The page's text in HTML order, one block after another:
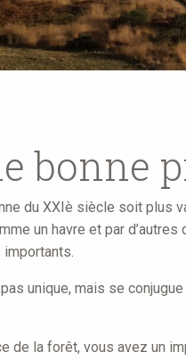
bonne
du XXIè siècle soit plus
un havre et par
importants.
unique, mais se
de la forêt, vous avez un